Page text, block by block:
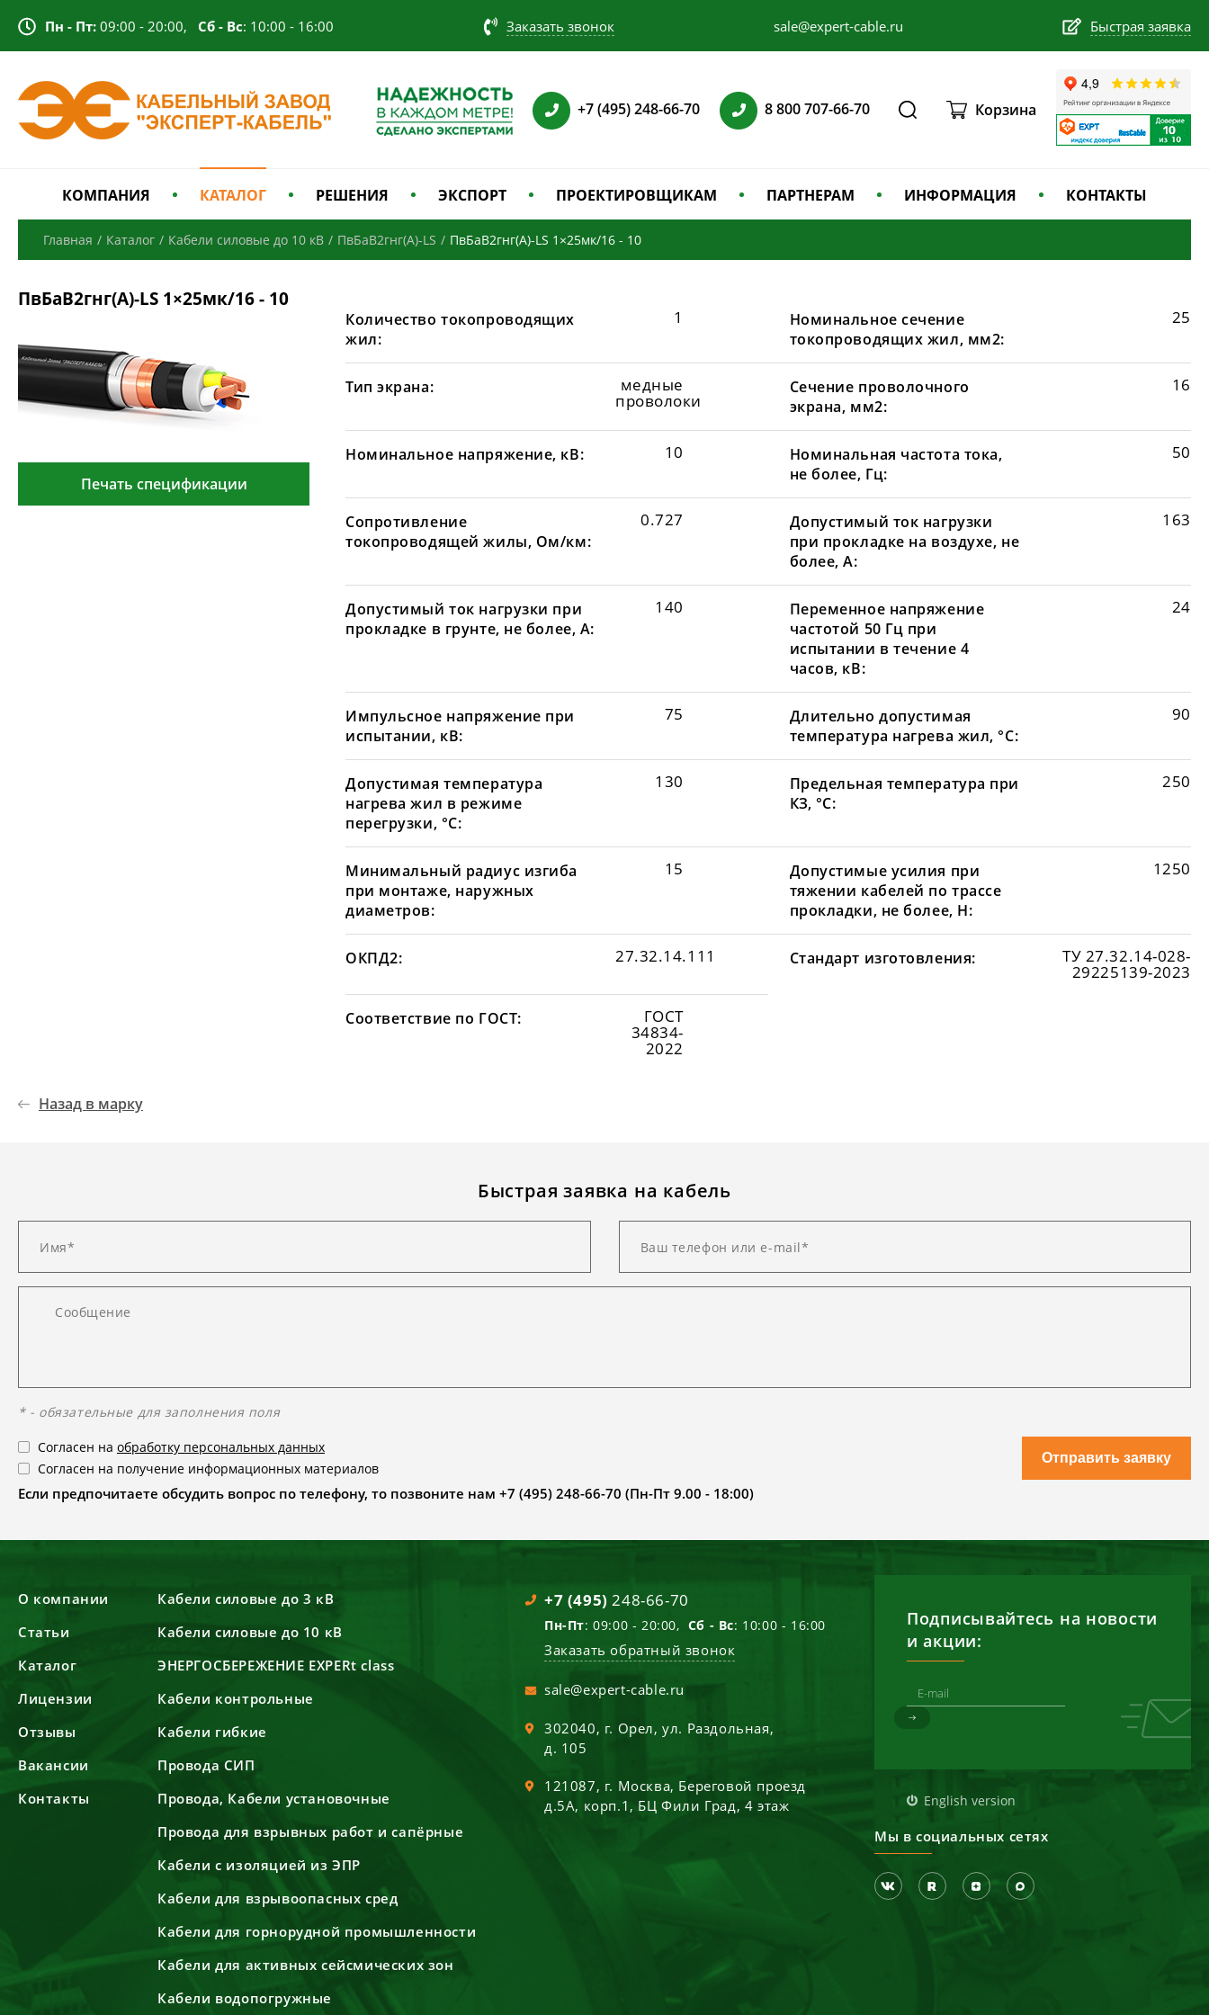
Пн - Пт: 09:00 - 20:00, Сб - Вс: 10:00 - 16:00 Заказать звонок sale@expert-cable.ru Быстрая заявка
+7 (495) 248-66-70 8 800 707-66-70 Корзина
КОМПАНИЯ КАТАЛОГ РЕШЕНИЯ ЭКСПОРТ ПРОЕКТИРОВЩИКАМ ПАРТНЕРАМ ИНФОРМАЦИЯ КОНТАКТЫ
Главная / Каталог / Кабели силовые до 10 кВ / ПвБаВ2гнг(А)-LS / ПвБаВ2гнг(А)-LS 1×25мк/16 - 10
ПвБаВ2гнг(А)-LS 1×25мк/16 - 10
Печать спецификации
Количество токопроводящих
жил:
1
Номинальное сечение
токопроводящих жил, мм2:
25
Тип экрана: медные
проволоки
Сечение проволочного
экрана, мм2:
16
Номинальное напряжение, кВ: 10
Номинальная частота тока,
не более, Гц:
50
Сопротивление
токопроводящей жилы, Ом/км:
0.727
Допустимый ток нагрузки
при прокладке на воздухе, не
более, А:
163
Допустимый ток нагрузки при
прокладке в грунте, не более, А:
140
Переменное напряжение
частотой 50 Гц при
испытании в течение 4
часов, кВ:
24
Импульсное напряжение при
испытании, кВ:
75
Длительно допустимая
температура нагрева жил, °С:
90
Допустимая температура
нагрева жил в режиме
перегрузки, °С:
130
Предельная температура при
КЗ, °С:
250
Минимальный радиус изгиба
при монтаже, наружных
диаметров:
15
Допустимые усилия при
тяжении кабелей по трассе
прокладки, не более, Н:
1250
ОКПД2: 27.32.14.111 Стандарт изготовления: ТУ 27.32.14-028-
29225139-2023
Соответствие по ГОСТ: ГОСТ
34834-
2022
Назад в марку
Быстрая заявка на кабель
* - обязательные для заполнения поля
Согласен на обработку персональных данных
Согласен на получение информационных материалов
Если предпочитаете обсудить вопрос по телефону, то позвоните нам +7 (495) 248-66-70 (Пн-Пт 9.00 - 18:00)
Отправить заявку
О компании
Статьи
Каталог
Лицензии
Отзывы
Вакансии
Контакты
Кабели силовые до 3 кВ
Кабели силовые до 10 кВ
ЭНЕРГОСБЕРЕЖЕНИЕ EXPERt class
Кабели контрольные
Кабели гибкие
Провода СИП
Провода, Кабели установочные
Провода для взрывных работ и сапёрные
Кабели с изоляцией из ЭПР
Кабели для взрывоопасных сред
Кабели для горнорудной промышленности
Кабели для активных сейсмических зон
Кабели водопогружные
+7 (495) 248-66-70
Пн-Пт: 09:00 - 20:00, Сб - Вс: 10:00 - 16:00
Заказать обратный звонок
sale@expert-cable.ru
302040, г. Орел,ул. Раздольная,
д. 105
121087, г. Москва, Береговой проезд
д.5А, корп.1, БЦ Фили Град, 4 этаж
Подписывайтесь на новости
и акции:
English version
Мы в социальных сетях